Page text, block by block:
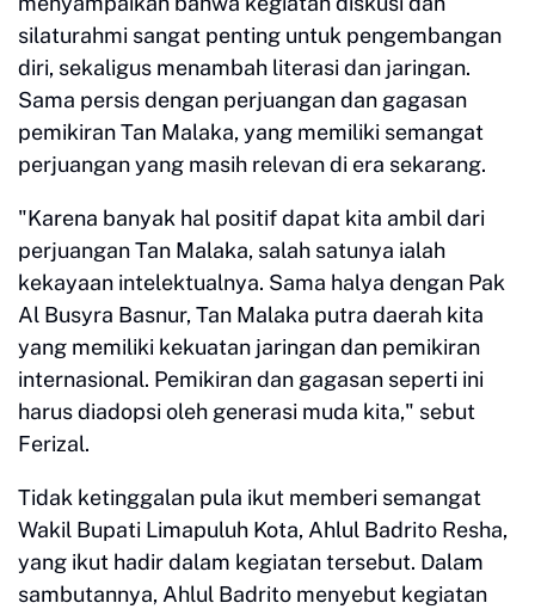
silaturahmi sangat penting untuk pengembangan
diri, sekaligus menambah literasi dan jaringan.
Sama persis dengan perjuangan dan gagasan
pemikiran Tan Malaka, yang memiliki semangat
perjuangan yang masih relevan di era sekarang.
"Karena banyak hal positif dapat kita ambil dari
perjuangan Tan Malaka, salah satunya ialah
kekayaan intelektualnya. Sama halya dengan Pak
Al Busyra Basnur, Tan Malaka putra daerah kita
yang memiliki kekuatan jaringan dan pemikiran
internasional. Pemikiran dan gagasan seperti ini
harus diadopsi oleh generasi muda kita," sebut
Ferizal.
Tidak ketinggalan pula ikut memberi semangat
Wakil Bupati Limapuluh Kota, Ahlul Badrito Resha,
yang ikut hadir dalam kegiatan tersebut. Dalam
sambutannya, Ahlul Badrito menyebut kegiatan